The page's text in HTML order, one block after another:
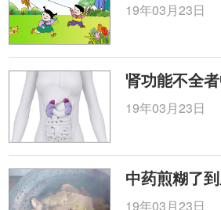
发热恶寒，且寒热往来，时恶心欲
而兼少阳证候。乃拟新加
热势大减，服3剂，诸症悉平。
确有其独到之处。
中医怎样治急症
急症不仅病情急剧，而且病
病人好转得快，救治不当则病人
犹拯溺救焚，岂容整冠束发。”这
症，诊断辨证务必迅捷准确，处方
19年03月23日
肾功能不全
19年03月23日
中药煎糊了
19年03月23日